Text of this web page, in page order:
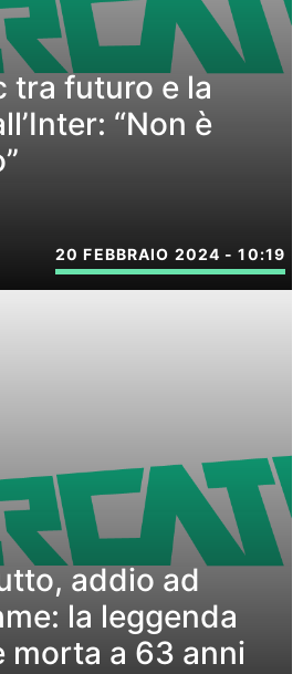
tra futuro e la
“Non è
20 FEBBRAIO 2024 - 10:19
addio ad
la leggenda
morta a 63 anni